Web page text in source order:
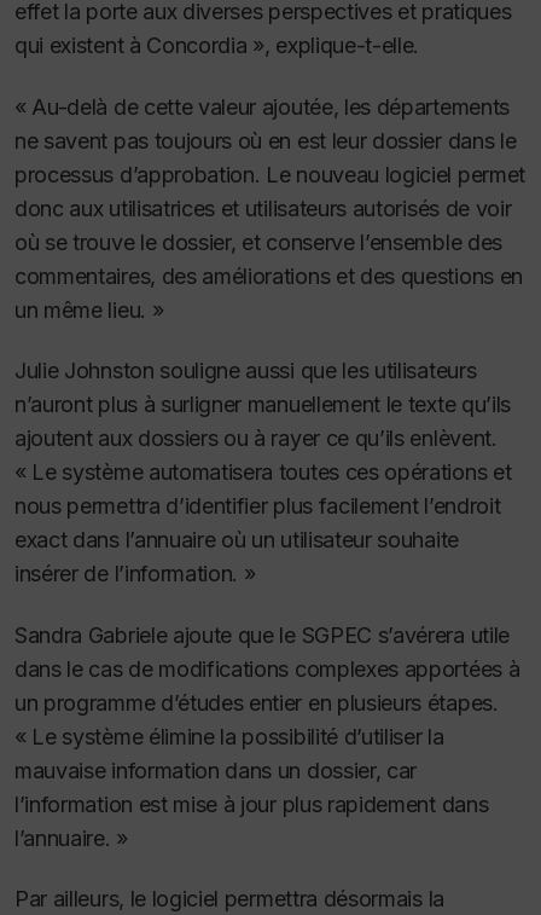
effet la porte aux diverses perspectives et pratiques
qui existent à Concordia », explique-t-elle.
« Au-delà de cette valeur ajoutée, les départements
ne savent pas toujours où en est leur dossier dans le
processus d’approbation. Le nouveau logiciel permet
donc aux utilisatrices et utilisateurs autorisés de voir
où se trouve le dossier, et conserve l’ensemble des
commentaires, des améliorations et des questions en
un même lieu. »
Julie Johnston souligne aussi que les utilisateurs
n’auront plus à surligner manuellement le texte qu’ils
ajoutent aux dossiers ou à rayer ce qu’ils enlèvent.
« Le système automatisera toutes ces opérations et
nous permettra d’identifier plus facilement l’endroit
exact dans l’annuaire où un utilisateur souhaite
insérer de l’information. »
Sandra Gabriele ajoute que le SGPEC s’avérera utile
dans le cas de modifications complexes apportées à
un programme d’études entier en plusieurs étapes.
« Le système élimine la possibilité d’utiliser la
mauvaise information dans un dossier, car
l’information est mise à jour plus rapidement dans
l’annuaire. »
Par ailleurs, le logiciel permettra désormais la